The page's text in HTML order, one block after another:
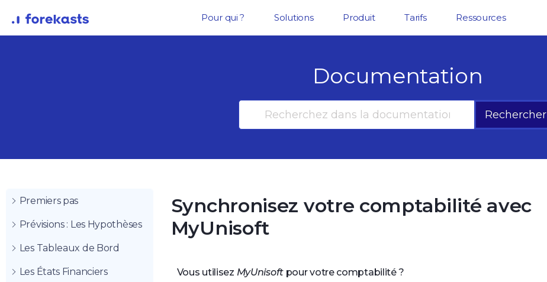
Pour qui ? Solutions Produit Tarifs Ressources
Documentation
Rechercher
Premiers pas
Prévisions : Les Hypothèses
Les Tableaux de Bord
Les États Financiers
Synchronisez votre comptabilité avec
MyUnisoft
Vous utilisez MyUnisoft pour votre comptabilité ?